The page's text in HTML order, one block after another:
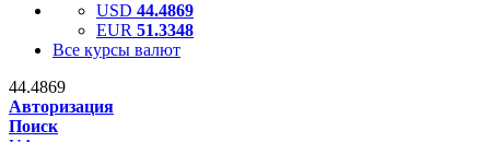
USD 44.4869
EUR 51.3348
Все курсы валют
44.4869
Авторизация
Поиск